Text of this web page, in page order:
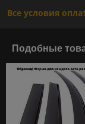
Все условия
Подобные